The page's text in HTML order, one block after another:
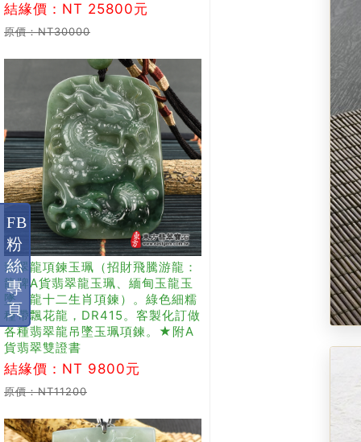
結緣價：NT 25800元
原價：NT30000
翡翠龍項鍊玉珮（招財飛騰游龍：
龍牌A貨翡翠龍玉珮、緬甸玉龍玉
墜、龍十二生肖項鍊）。綠色細糯
種帶飄花龍，DR415。客製化訂做
各種翡翠龍吊墜玉珮項鍊。★附A
貨翡翠雙證書
結緣價：NT 9800元
原價：NT11200
FB
粉
絲
專
頁